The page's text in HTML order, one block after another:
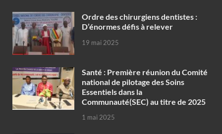
Ordre des chirurgiens dentistes :
D’énormes défis à relever
19 mai 2025
Santé : Première réunion du Comité
national de pilotage des Soins
Essentiels dans la
Communauté(SEC) au titre de 2025
1 mai 2025